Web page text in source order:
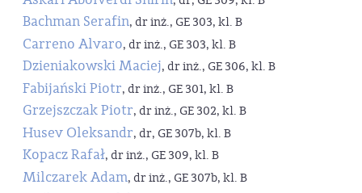
Bachman Serafin, dr inż., GE 303, kl. B
Carreno Alvaro, dr inż., GE 303, kl. B
Dzieniakowski Maciej, dr inż., GE 306, kl. B
Fabijański Piotr, dr inż., GE 301, kl. B
Grzejszczak Piotr, dr inż., GE 302, kl. B
Husev Oleksandr, dr, GE 307b, kl. B
Kopacz Rafał, dr inż., GE 309, kl. B
Milczarek Adam, dr inż., GE 307b, kl. B